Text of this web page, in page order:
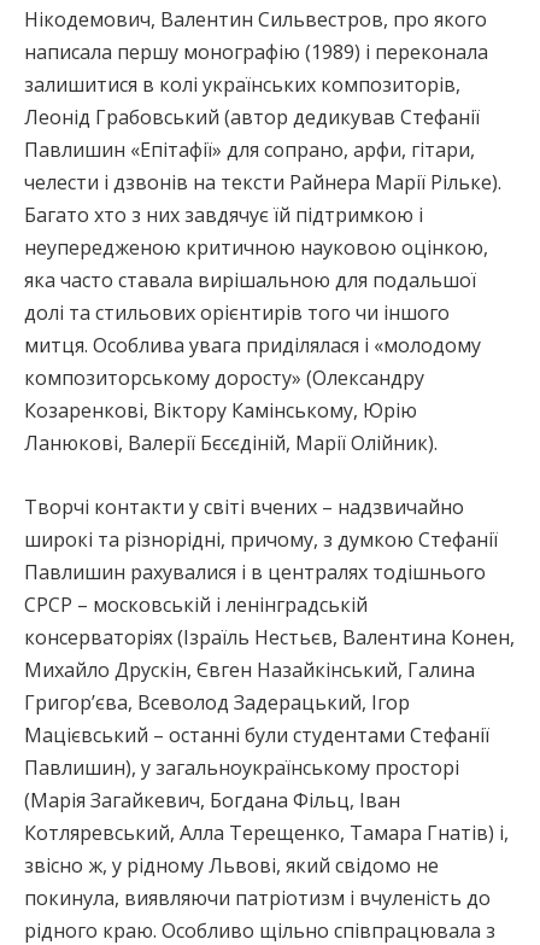
Нікодемович, Валентин Сильвестров, про якого
написала першу монографію (1989) і переконала
залишитися в колі українських композиторів,
Леонід Грабовський (автор дедикував Стефанії
Павлишин «Епітафії» для сопрано, арфи, гітари,
челести і дзвонів на тексти Райнера Марії Рільке).
Багато хто з них завдячує їй підтримкою і
неупередженою критичною науковою оцінкою,
яка часто ставала вирішальною для подальшої
долі та стильових орієнтирів того чи іншого
митця. Особлива увага приділялася і «молодому
композиторському доросту» (Олександру
Козаренкові, Віктору Камінському, Юрію
Ланюкові, Валерії Бєсєдіній, Марії Олійник).
Творчі контакти у світі вчених – надзвичайно
широкі та різнорідні, причому, з думкою Стефанії
Павлишин рахувалися і в централях тодішнього
СРСР – московській і ленінградській
консерваторіях (Ізраїль Нестьєв, Валентина Конен,
Михайло Друскін, Євген Назайкінський, Галина
Григор’єва, Всеволод Задерацький, Ігор
Мацієвський – останні були студентами Стефанії
Павлишин), у загальноукраїнському просторі
(Марія Загайкевич, Богдана Фільц, Іван
Котляревський, Алла Терещенко, Тамара Гнатів) і,
звісно ж, у рідному Львові, який свідомо не
покинула, виявляючи патріотизм і вчуленість до
рідного краю. Особливо щільно співпрацювала з